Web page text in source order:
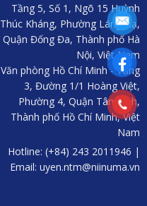
Tầng 5, Số 1, Ngõ 15 Huỳnh
Thúc Kháng, Phường Láng Hạ,
Quận Đống Đa, Thành phố Hà
Nội, Việt Nam
Văn phòng Hồ Chí Minh - Tầng
3, Đường 1/1 Hoàng Việt,
Phường 4, Quận Tân Bình,
Thành phố Hồ Chí Minh, Việt
Nam
Hotline: (+84) 243 2011946 |
Email: uyen.ntm@niinuma.vn